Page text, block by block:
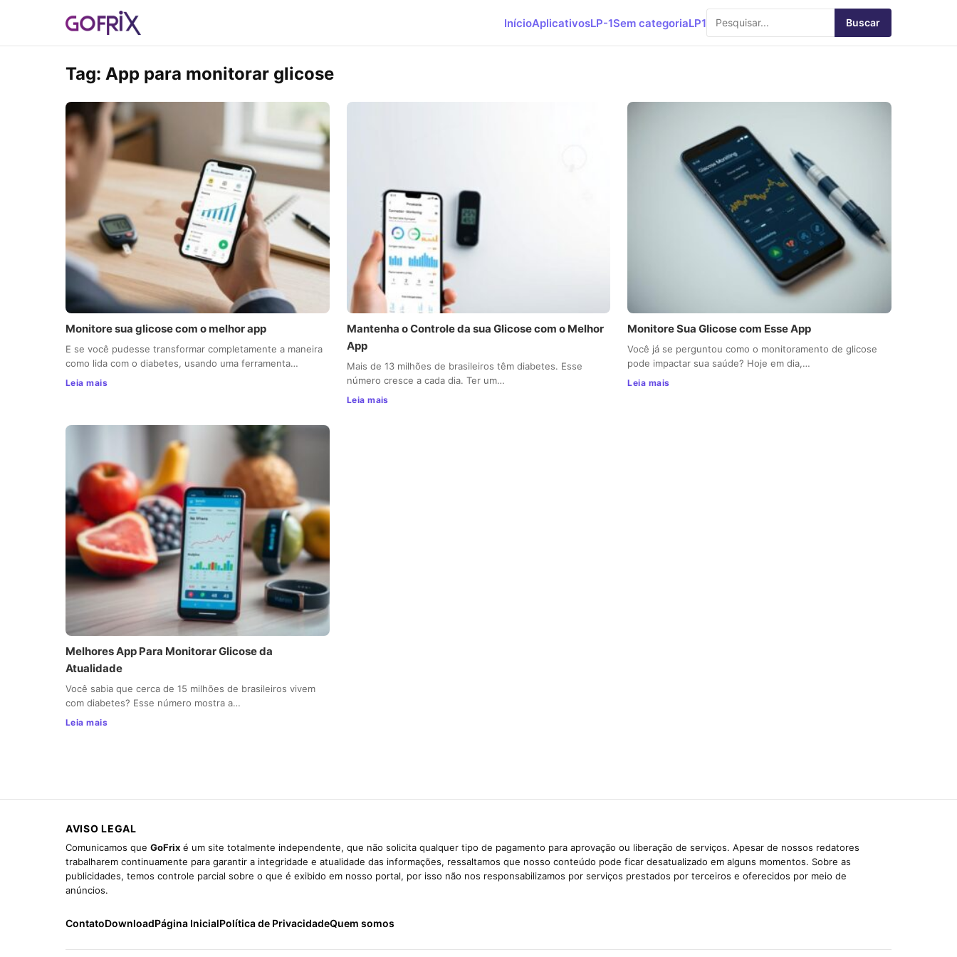
InícioAplicativosLP-1Sem categoriaLP1 Buscar
Tag: App para monitorar glicose
Monitore sua glicose com o melhor app
E se você pudesse transformar completamente a maneira
como lida com o diabetes, usando uma ferramenta…
Leia mais
Mantenha o Controle da sua Glicose com o Melhor
App
Mais de 13 milhões de brasileiros têm diabetes. Esse
número cresce a cada dia. Ter um…
Leia mais
Monitore Sua Glicose com Esse App
Você já se perguntou como o monitoramento de glicose
pode impactar sua saúde? Hoje em dia,…
Leia mais
Melhores App Para Monitorar Glicose da
Atualidade
Você sabia que cerca de 15 milhões de brasileiros vivem
com diabetes? Esse número mostra a…
Leia mais
AVISO LEGAL
Comunicamos que GoFrix é um site totalmente independente, que não solicita qualquer tipo de pagamento para aprovação ou liberação de serviços. Apesar de nossos redatores
trabalharem continuamente para garantir a integridade e atualidade das informações, ressaltamos que nosso conteúdo pode ficar desatualizado em alguns momentos. Sobre as
publicidades, temos controle parcial sobre o que é exibido em nosso portal, por isso não nos responsabilizamos por serviços prestados por terceiros e oferecidos por meio de
anúncios.
ContatoDownloadPágina InicialPolítica de PrivacidadeQuem somos